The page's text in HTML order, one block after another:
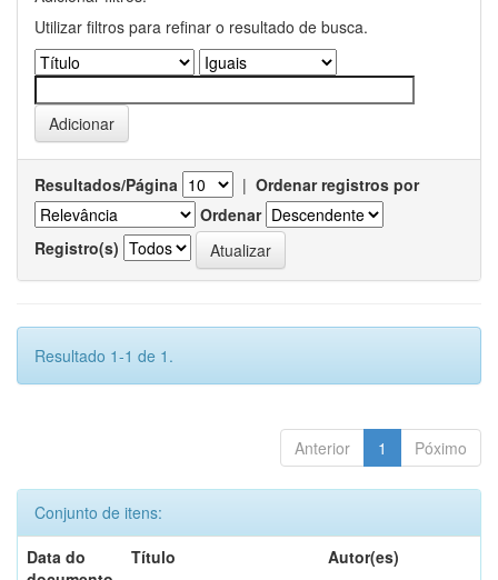
Utilizar filtros para refinar o resultado de busca.
Resultados/Página | Ordenar registros por
Ordenar
Registro(s)
Resultado 1-1 de 1.
Anterior 1 Póximo
Conjunto de itens:
Data do
Título Autor(es)